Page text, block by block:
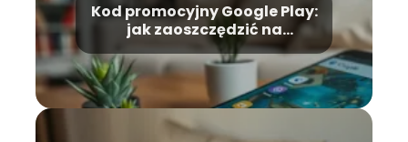
Kod promocyjny Google Play:
jak zaoszczędzić na
zakupach online?